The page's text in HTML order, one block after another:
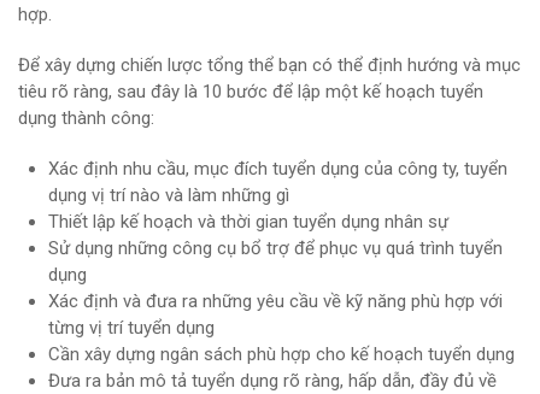
hợp.
Để xây dựng chiến lược tổng thể bạn có thể định hướng và mục
tiêu rõ ràng, sau đây là 10 bước để lập một kế hoạch tuyển
dụng thành công:
Xác định nhu cầu, mục đích tuyển dụng của công ty, tuyển
dụng vị trí nào và làm những gì
Thiết lập kế hoạch và thời gian tuyển dụng nhân sự
Sử dụng những công cụ bổ trợ để phục vụ quá trình tuyển
dụng
Xác định và đưa ra những yêu cầu về kỹ năng phù hợp với
từng vị trí tuyển dụng
Cần xây dựng ngân sách phù hợp cho kế hoạch tuyển dụng
Đưa ra bản mô tả tuyển dụng rõ ràng, hấp dẫn, đầy đủ về